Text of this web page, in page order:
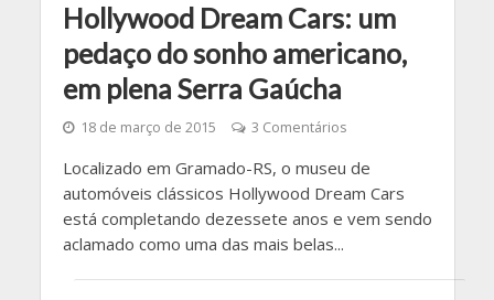
Hollywood Dream Cars: um
pedaço do sonho americano,
em plena Serra Gaúcha
18 de março de 2015 3 Comentários
Localizado em Gramado-RS, o museu de
automóveis clássicos Hollywood Dream Cars
está completando dezessete anos e vem sendo
aclamado como uma das mais belas...